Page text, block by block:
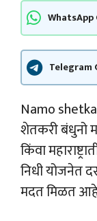
WhatsApp
Telegram
Namo
शेतकरी बंधुनो
किंवा
निधी योजनेत
मदत मिळत